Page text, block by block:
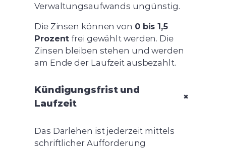
Verwaltungsaufwands ungünstig.
Die Zinsen können von 0 bis 1,5
Prozent frei gewählt werden. Die
Zinsen bleiben stehen und werden
am Ende der Laufzeit ausbezahlt.
Kündigungsfrist und
Laufzeit
+
Das Darlehen ist jederzeit mittels
schriftlicher Aufforderung